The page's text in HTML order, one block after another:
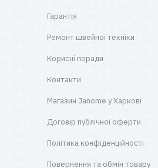
Гарантія
Ремонт швейної техніки
Корисні поради
Контакти
Магазин Janome у Харкові
Договір публічної оферти
Політика конфіденційності
Повернення та обмін товару